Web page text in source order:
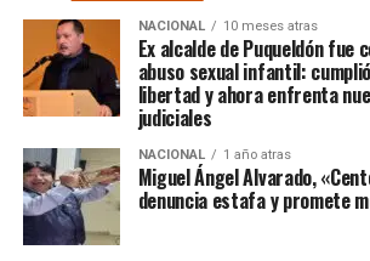
NACIONAL 10 meses atras
Ex alcalde de Puqueldón fue
abuso sexual infantil:
libertad y ahora enfrenta
judiciales
NACIONAL 1 año atras
Miguel Ángel Alvarado,
denuncia estafa y promete